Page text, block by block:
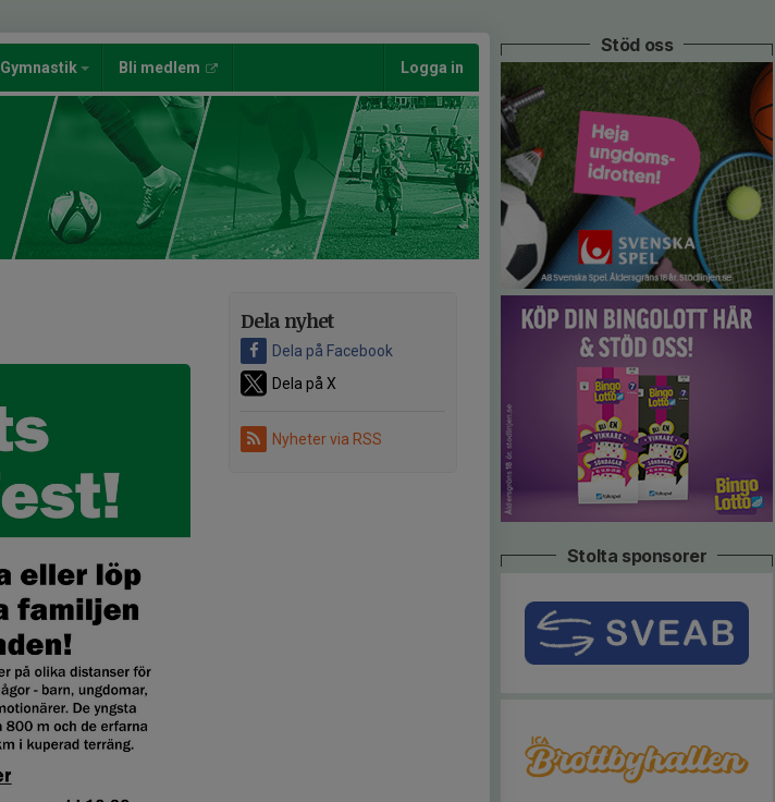
Gymnastik Bli medlem Logga in
Dela nyhet
Dela på Facebook
Dela på X
Nyheter via RSS
Stöd oss
Stolta sponsorer